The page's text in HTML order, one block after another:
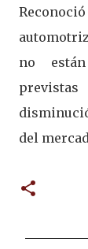
no
del